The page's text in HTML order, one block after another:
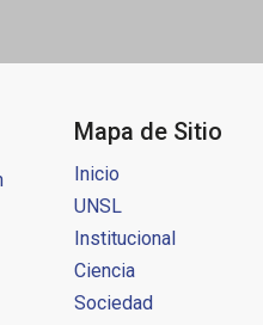
Mapa de Sitio
Inicio
UNSL
Institucional
Ciencia
Sociedad